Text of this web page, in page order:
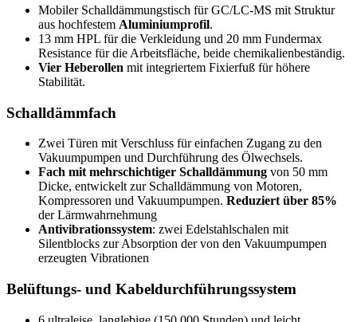
Mobiler Schalldämmungstisch für GC/LC-MS mit Struktur
aus hochfestem Aluminiumprofil.
13 mm HPL für die Verkleidung und 20 mm Fundermax
Resistance für die Arbeitsfläche, beide chemikalienbeständig.
Vier Heberollen mit integriertem Fixierfuß für höhere
Stabilität.
Schalldämmfach
Zwei Türen mit Verschluss für einfachen Zugang zu den
Vakuumpumpen und Durchführung des Ölwechsels.
Fach mit mehrschichtiger Schalldämmung von 50 mm
Dicke, entwickelt zur Schalldämmung von Motoren,
Kompressoren und Vakuumpumpen. Reduziert über 85%
der Lärmwahrnehmung
Antivibrationssystem: zwei Edelstahlschalen mit
Silentblocks zur Absorption der von den Vakuumpumpen
erzeugten Vibrationen
Belüftungs- und Kabeldurchführungssystem